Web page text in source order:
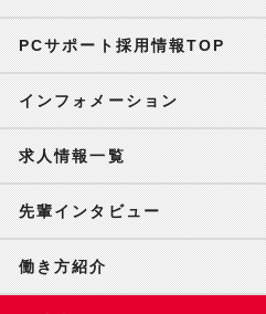
PCサポート採用情報TOP
インフォメーション
求人情報一覧
先輩インタビュー
働き方紹介